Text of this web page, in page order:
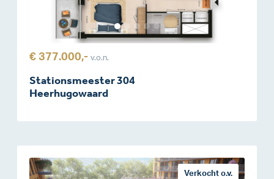
€ 377.000,- v.o.n.
Stationsmeester 304
Heerhugowaard
Verkocht o.v.